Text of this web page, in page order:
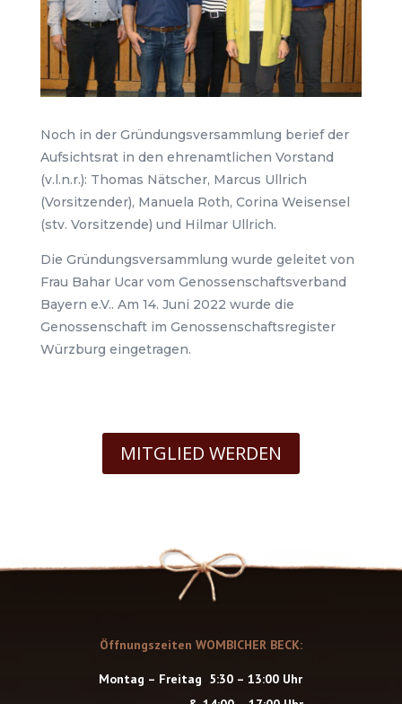
Noch in der Gründungsversammlung berief der
Aufsichtsrat in den ehrenamtlichen Vorstand
(v.l.n.r.): Thomas Nätscher, Marcus Ullrich
(Vorsitzender), Manuela Roth, Corina Weisensel
(stv. Vorsitzende) und Hilmar Ullrich.
Die Gründungsversammlung wurde geleitet von
Frau Bahar Ucar vom Genossenschaftsverband
Bayern e.V.. Am 14. Juni 2022 wurde die
Genossenschaft im Genossenschaftsregister
Würzburg eingetragen.
MITGLIED WERDEN
Öffnungszeiten WOMBICHER BECK:
Montag – Freitag 5:30 – 13:00 Uhr